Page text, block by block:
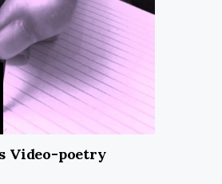
Video-poetry